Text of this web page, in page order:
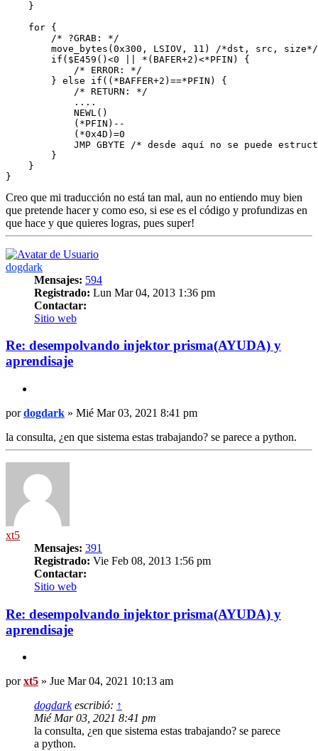
    }
    for {
        /* ?GRAB: */
        move_bytes(0x300, LSIOV, 11) /*dst, src, size*/
        if($E459()<0 || *(BAFER+2)<*PFIN) {
            /* ERROR: */
        } else if((*BAFFER+2)==*PFIN) {
            /* RETURN: */
            ....
            NEWL()
            (*PFIN)--
            (*0x4D)=0
JMP GBYTE /* desde aquí no se puede
        }
    }
Creo que mi traducción no está tan mal, aun no entiendo muy bien
que pretende hacer y como eso, si ese es el código y profundizas en
que hace y que quieres logras, pues super!
Arriba
dogdark
Mensajes: 594
Registrado: Lun Mar 04, 2013 1:36 pm
Contactar:
Contactar
Sitio web
Re: desempolvando injektor prisma(AYUDA) y
aprendisaje
Mensaje
pordogdark » Mié Mar 03, 2021 8:41 pm
la consulta, ¿en que sistema estas trabajando? se parece a python.
Arriba
xt5
Mensajes: 391
Registrado: Vie Feb 08, 2013 1:56 pm
Contactar:
Contactar
Sitio web
Re: desempolvando injektor prisma(AYUDA) y
aprendisaje
Mensaje
porxt5 » Jue Mar 04, 2021 10:13 am
dogdarkescribió: ↑
Mié Mar 03, 2021 8:41 pm
la consulta, ¿en que sistema estas trabajando? se parece
a python.